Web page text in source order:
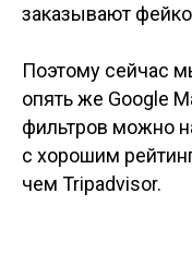
заказывают
Поэтому сейчас
опять же Google
фильтров можно
с хорошим
чем Tripadvisor.